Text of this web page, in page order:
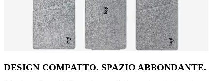
DESIGN COMPATTO. SPAZIO ABBONDANTE.